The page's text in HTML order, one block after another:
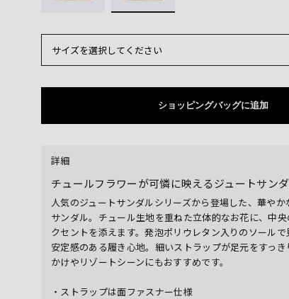
サイズを選択してください
ショッピングバッグに追加
詳細
チュールフラワーが可憐に映えるジュートサン
人気のジュートサンダルシリーズから登場した、華や
サンダル。チュール生地を重ねた立体的なお花に、中
クセントを添えます。発泡ポリウレタン入りのソール
安定感のある履き心地。細いストラップが足元をすっ
かけやリゾートシーンにもおすすめです。
・ストラップは面ファスナー仕様